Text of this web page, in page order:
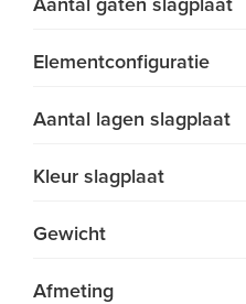
Elementconfiguratie
Aantal lagen slagplaat
Kleur slagplaat
Gewicht
Afmeting